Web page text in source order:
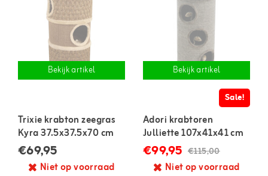
Bekijk artikel
Trixie krabton zeegras
Kyra 37.5x37.5x70 cm
€69,95
Niet op voorraad
Bekijk artikel
Sale!
Adori krabtoren
Julliette 107x41x41 cm
€99,95 €115,00
Niet op voorraad